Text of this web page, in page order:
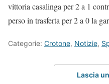
vittoria casalinga per 2 a 1
perso in trasferta per 2 a 0 la
Categorie: Crotone, Notizie,
Lascia